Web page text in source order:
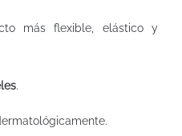
más flexible, elástico y
.